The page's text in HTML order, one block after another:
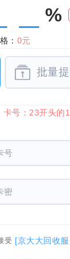
%
： 0元
批量
号：23开头
受 [京大大回收